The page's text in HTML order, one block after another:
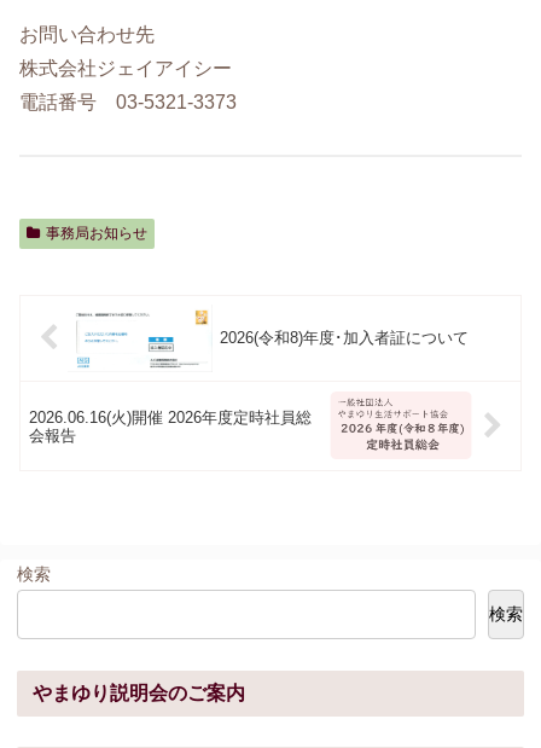
お問い合わせ先
株式会社ジェイアイシー
電話番号 03-5321-3373
事務局お知らせ
2026(令和8)年度･加入者証について
2026.06.16(火)開催 2026年度定時社員総
会報告
検索
検索
やまゆり説明会のご案内